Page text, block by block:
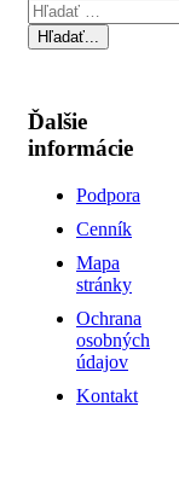
Hľadať...
Ďalšie
informácie
Podpora
Cenník
Mapa
stránky
Ochrana
osobných
údajov
Kontakt